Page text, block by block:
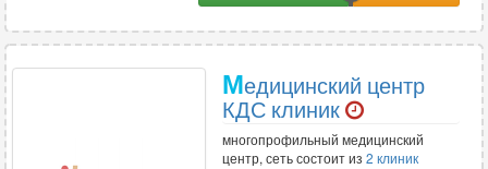
Медицинский центр
КДС клиник
многопрофильный медицинский
центр, сеть состоит из 2 клиник